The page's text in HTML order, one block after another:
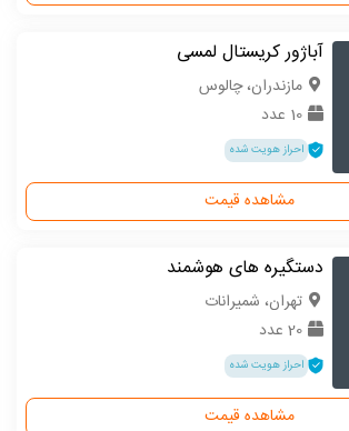
آباژور کریستال لمسی
مازندران، چالوس
10 عدد
احراز هویت شده
مشاهده قیمت
دستگیره های هوشمند
تهران، شمیرانات
20 عدد
احراز هویت شده
مشاهده قیمت